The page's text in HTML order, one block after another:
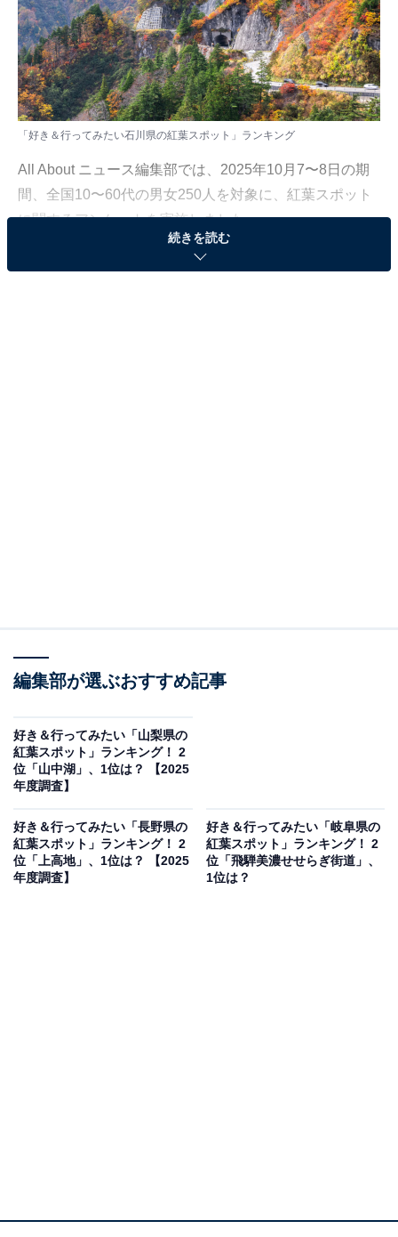
「好き＆行ってみたい石川県の紅葉スポット」ランキング
All About ニュース編集部では、2025年10月7〜8日の期
間、全国10〜60代の男女250人を対象に、紅葉スポット
に関するアンケートを実施しました。
その中から、「好き＆行ってみたい石川県の紅葉スポッ
トです。
の周辺の岩壁に映える紅葉の絶景がすごく美しくて魅力
的だと思いました」（30代女性／宮城県）、「テレビで
白川郷をみていってみたいと思ったから」（20代女性／
東京都）、「きれいな景色を見ながら充実した一時を過
ごしたい」（50代女性／神奈川県）、「展望台から見る
紅葉は贅沢だから」（30代女性／神奈川県）といった声
1位：特別名勝 兼六園／109票
続きを読む
編集部が選ぶおすすめ記事
好き＆行ってみたい「山梨県の
紅葉スポット」ランキング！ 2
位「山中湖」、1位は？ 【2025
年度調査】
好き＆行ってみたい「長野県の
紅葉スポット」ランキング！ 2
位「上高地」、1位は？ 【2025
年度調査】
好き＆行ってみたい「岐阜県の
紅葉スポット」ランキング！ 2
位「飛騨美濃せせらぎ街道」、
1位は？